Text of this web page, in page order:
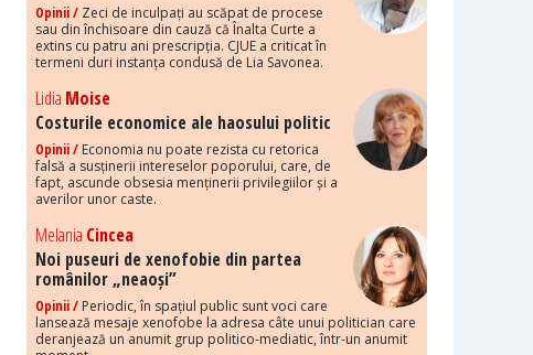
Opinii / Zeci de inculpați au scăpat de procese
sau din închisoare din cauză că Înalta Curte a
extins cu patru ani prescripția. CJUE a criticat în
termeni duri instanța condusă de Lia Savonea.
Lidia Moise
Costurile economice ale haosului politic
Opinii / Economia nu poate rezista cu retorica
falsă a susținerii intereselor poporului, care, de
fapt, ascunde obsesia menținerii privilegiilor și a
averilor unor caste.
Melania Cincea
Noi puseuri de xenofobie din partea
românilor „neaoși”
Opinii / Periodic, în spațiul public sunt voci care
lansează mesaje xenofobe la adresa câte unui politician care
deranjează un anumit grup politico-mediatic, într-un anumit